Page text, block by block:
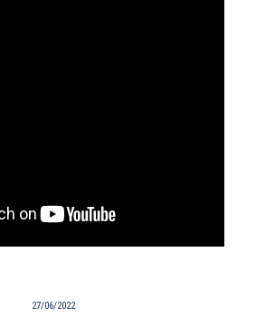
27/06/2022